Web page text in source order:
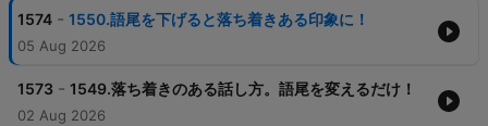
【配信者プロフィール】
高山ゆかり
話し方講師、ナレーター。
1574 - 1550.語尾を下げると落ち着きある印象に！
05 Aug 2026
1573 - 1549.落ち着きのある話し方。語尾を変えるだけ！
02 Aug 2026